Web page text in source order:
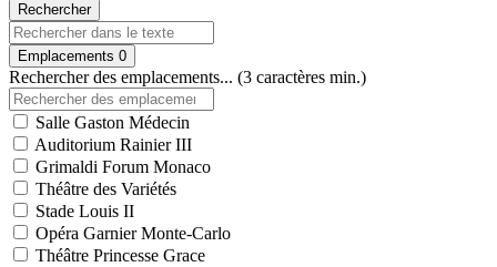
Rechercher
Emplacements 0
Rechercher des emplacements... (3 caractères min.)
Salle Gaston Médecin
Auditorium Rainier III
Grimaldi Forum Monaco
Théâtre des Variétés
Stade Louis II
Opéra Garnier Monte-Carlo
Théâtre Princesse Grace